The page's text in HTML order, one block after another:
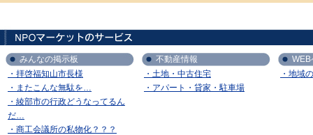
みんなの掲示板
・拝啓福知山市長様
・またこんな無駄を…
・綾部市の行政どうなってるん
だ…
・商工会議所の私物化？？？
不動産情報
・土地・中古住宅
・アパート・貸家・駐車場
WEB
・地域